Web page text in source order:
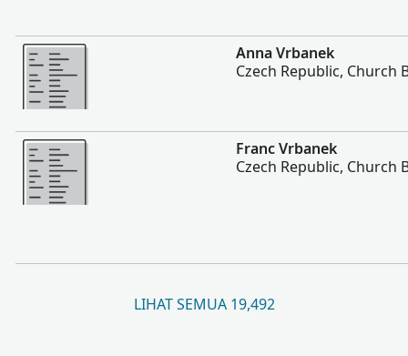
Lebih
Anna Vrbanek
Czech Republic, Church
Lebih
Franc Vrbanek
Czech Republic, Church
LIHAT SEMUA 19,492